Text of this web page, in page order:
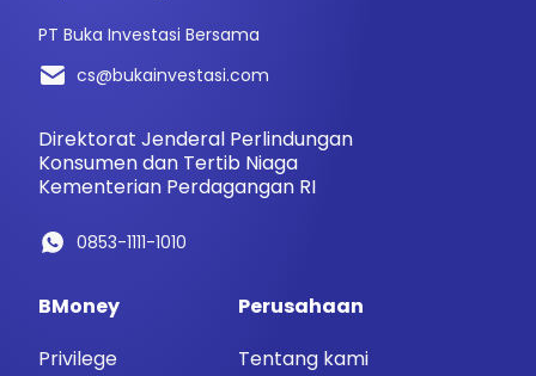
PT Buka Investasi Bersama
cs@bukainvestasi.com
Direktorat Jenderal Perlindungan
Konsumen dan Tertib Niaga
Kementerian Perdagangan RI
0853-1111-1010
BMoney
Privilege
Perusahaan
Tentang kami